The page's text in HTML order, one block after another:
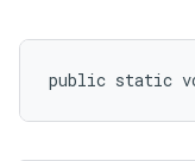
public static